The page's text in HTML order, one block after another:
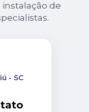
instalação de
- SC